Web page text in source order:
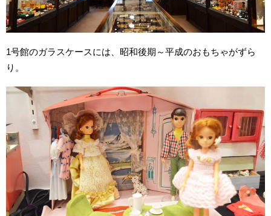
1号館のガラスケースには、昭和後期～平成のおもちゃがずら
り。